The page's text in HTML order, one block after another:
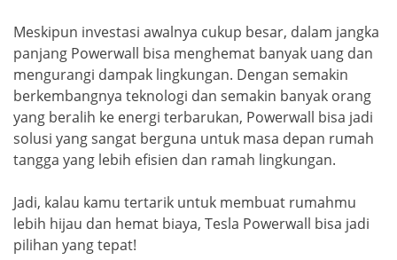
Meskipun investasi awalnya cukup besar, dalam jangka
panjang Powerwall bisa menghemat banyak uang dan
mengurangi dampak lingkungan. Dengan semakin
berkembangnya teknologi dan semakin banyak orang
yang beralih ke energi terbarukan, Powerwall bisa jadi
solusi yang sangat berguna untuk masa depan rumah
tangga yang lebih efisien dan ramah lingkungan.
Jadi, kalau kamu tertarik untuk membuat rumahmu
lebih hijau dan hemat biaya, Tesla Powerwall bisa jadi
pilihan yang tepat!